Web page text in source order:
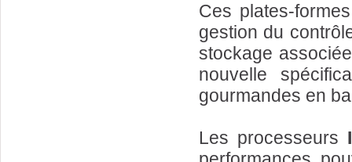
Ces plates-
gestion du
stockage
nouvelle
gourmandes en
Les processeurs